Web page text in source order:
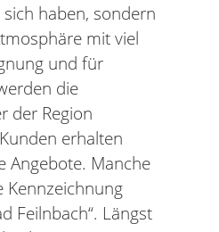
haben, sondern
mit viel
und für
die
der Region
erhalten
Angebote. Manche
Kennzeichnung
Feilnbach“. Längst